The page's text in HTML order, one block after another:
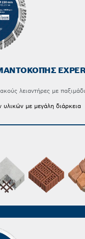
λειαντήρες με
με μεγάλη διάρκεια